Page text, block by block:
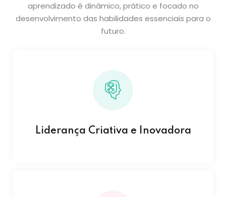
aprendizado é dinâmico, prático e focado no
desenvolvimento das habilidades essenciais para o
futuro.
Liderança Criativa e Inovadora